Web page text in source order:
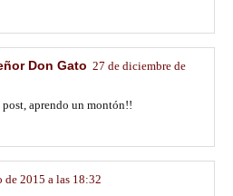
Don Gato 27 de diciembre de
post, aprendo un montón!!
de 2015 a las 18:32